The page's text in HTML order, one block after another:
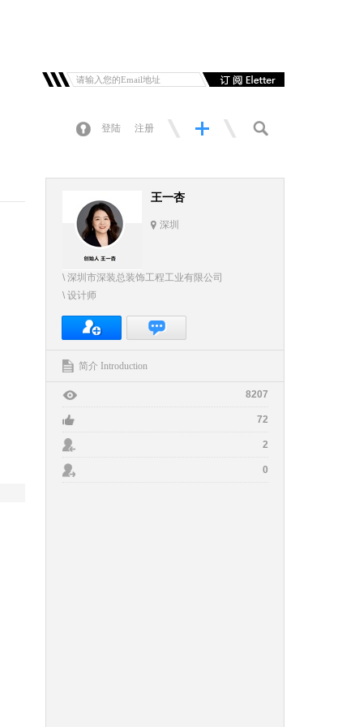
登陆 注册
王一杏
深圳
\ 深圳市深装总装饰工程工业有限公司
\ 设计师
简介 Introduction
8207
72
2
0